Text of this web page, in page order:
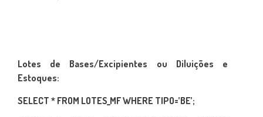
Lotes de Bases/Excipientes ou Diluições e
Estoques:
SELECT * FROM LOTES_MF WHERE TIPO=’BE’;